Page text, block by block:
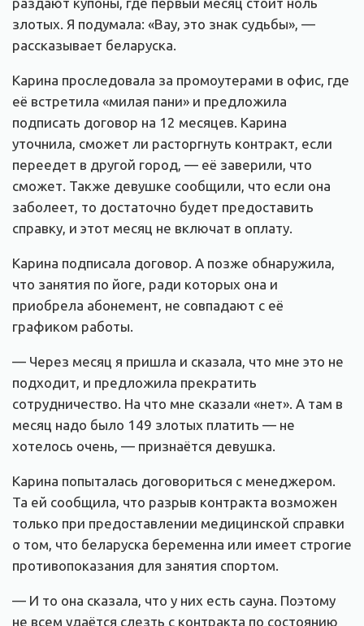
злотых. Я подумала: «Вау, это знак судьбы», —
рассказывает беларуска.
Карина проследовала за промоутерами в офис, где
её встретила «милая пани» и предложила
подписать договор на 12 месяцев. Карина
уточнила, сможет ли расторгнуть контракт, если
переедет в другой город, — её заверили, что
сможет. Также девушке сообщили, что если она
заболеет, то достаточно будет предоставить
справку, и этот месяц не включат в оплату.
Карина подписала договор. А позже обнаружила,
что занятия по йоге, ради которых она и
приобрела абонемент, не совпадают с её
графиком работы.
— Через месяц я пришла и сказала, что мне это не
подходит, и предложила прекратить
сотрудничество. На что мне сказали «нет». А там в
месяц надо было 149 злотых платить — не
хотелось очень, — признаётся девушка.
Карина попыталась договориться с менеджером.
Та ей сообщила, что разрыв контракта возможен
только при предоставлении медицинской справки
о том, что беларуска беременна или имеет строгие
противопоказания для занятия спортом.
— И то она сказала, что у них есть сауна. Поэтому
не всем удаётся слезть с контракта по состоянию